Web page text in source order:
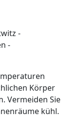
-
-
Körper
Vermeiden Sie
kühl.